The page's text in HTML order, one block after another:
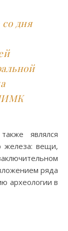
дня
являлся
железа: вещи,
ряда
археологии в